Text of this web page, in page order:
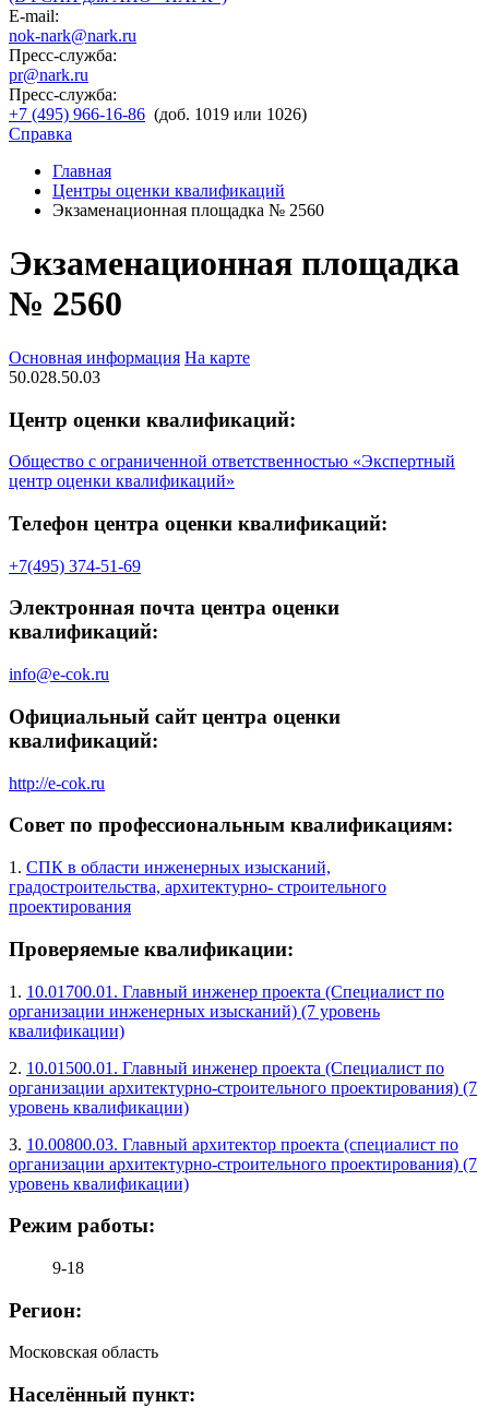
E-mail:
nok-nark@nark.ru
Пресс-служба:
pr@nark.ru
Пресс-служба:
+7 (495) 966-16-86 (доб. 1019 или 1026)
Справка
Главная
Центры оценки квалификаций
Экзаменационная площадка № 2560
Экзаменационная площадка
№ 2560
Основная информация На карте
50.028.50.03
Центр оценки квалификаций:
Общество с ограниченной ответственностью «Экспертный
центр оценки квалификаций»
Телефон центра оценки квалификаций:
+7(495) 374-51-69
Электронная почта центра оценки
квалификаций:
info@e-cok.ru
Официальный сайт центра оценки
квалификаций:
http://e-cok.ru
Совет по профессиональным квалификациям:
1. СПК в области инженерных изысканий,
градостроительства, архитектурно- строительного
проектирования
Проверяемые квалификации:
1. 10.01700.01. Главный инженер проекта (Специалист по
организации инженерных изысканий) (7 уровень
квалификации)
2. 10.01500.01. Главный инженер проекта (Специалист по
организации архитектурно-строительного проектирования) (7
уровень квалификации)
3. 10.00800.03. Главный архитектор проекта (специалист по
организации архитектурно-строительного проектирования) (7
уровень квалификации)
Режим работы:
9-18
Регион:
Московская область
Населённый пункт: